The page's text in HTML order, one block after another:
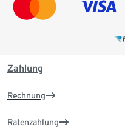
Zahlung
Rechnung
Ratenzahlung